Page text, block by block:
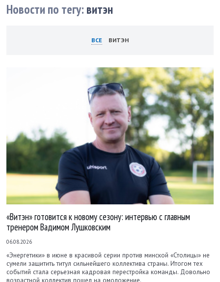
Новости по тегу: витэн
ВСЕ ВИТЭН
«Витэн» готовится к новому сезону: интервью с главным
тренером Вадимом Лушковским
06.08.2026
«Энергетики» в июне в красивой серии против минской «Столицы» не
сумели защитить титул сильнейшего коллектива страны. Итогом тех
событий стала серьезная кадровая перестройка команды. Довольно